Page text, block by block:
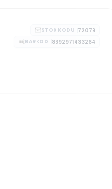
STOK KODU 72079
BARKOD 8692971433264